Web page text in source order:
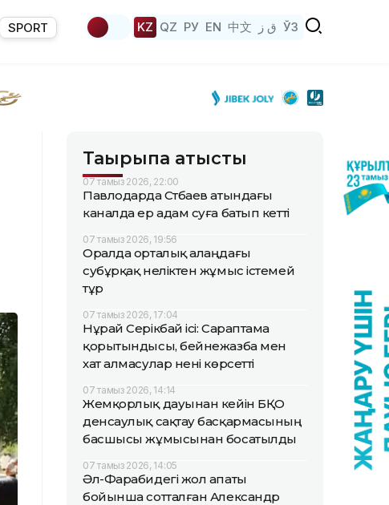
SPORT KZ QZ РУ EN 中文 ق ز ЎЗ
Тақырыпқа қатысты
07 тамыз 2026, 22:00
Павлодарда Сәтбаев атындағы
каналда ер адам суға батып кетті
07 тамыз 2026, 19:56
Оралда орталық алаңдағы
субұрқақ неліктен жұмыс істемей
тұр
07 тамыз 2026, 17:04
Нұрай Серікбай ісі: Сараптама
қорытындысы, бейнежазба мен
хат алмасулар нені көрсетті
07 тамыз 2026, 14:14
Жемқорлық дауынан кейін БҚО
денсаулық сақтау басқармасының
басшысы жұмысынан босатылды
07 тамыз 2026, 14:05
Әл-Фарабидегі жол апаты
бойынша сотталған Александр